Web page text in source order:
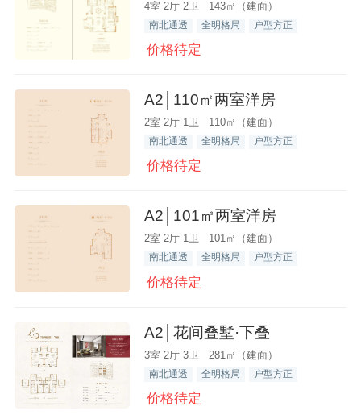
4室 2厅 2卫 143㎡（建面）
南北通透 全明格局 户型方正
价格待定
A2│110㎡两室洋房
2室 2厅 1卫 110㎡（建面）
南北通透 全明格局 户型方正
价格待定
A2│101㎡两室洋房
2室 2厅 1卫 101㎡（建面）
南北通透 全明格局 户型方正
价格待定
A2│花间叠墅·下叠
3室 2厅 3卫 281㎡（建面）
南北通透 全明格局 户型方正
价格待定